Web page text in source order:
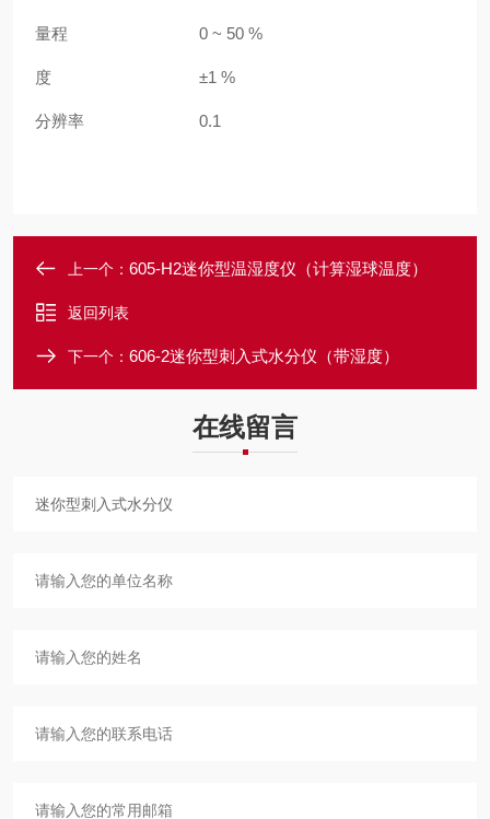
量程 0 ~ 50 %
度 ±1 %
分辨率 0.1
上一个： 605-H2迷你型温湿度仪（计算湿球温度）
返回列表
下一个： 606-2迷你型刺入式水分仪（带湿度）
在线留言